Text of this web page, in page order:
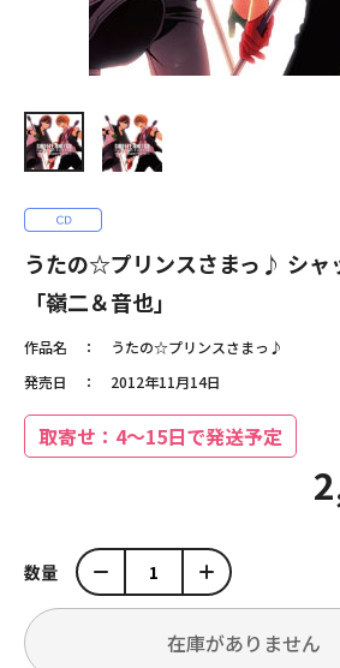
うたの☆プリンスさまっ♪ シャ
「嶺二＆音也」
作品名
うたの☆プリンスさまっ♪
発売日
2012年11月14日
取寄せ：4～15日で発送予定
数量
在庫がありません